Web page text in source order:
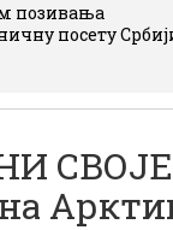
позивања
посету
СВОЈЕ